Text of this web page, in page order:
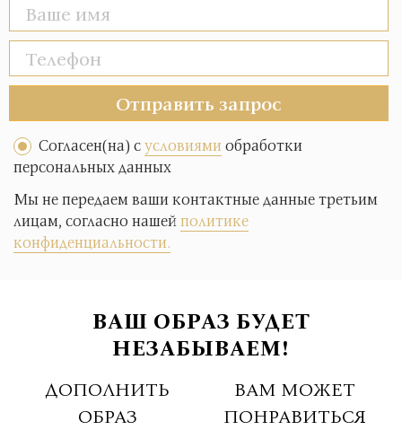
Отправить запрос
Согласен(на) сусловиямиобработки
персональных данных
Мы не передаем ваши контактные данные третьим
лицам, согласно нашейполитике
конфиденциальности.
ВАШ ОБРАЗ БУДЕТ
НЕЗАБЫВАЕМ!
ДОПОЛНИТЬ
ОБРАЗ
ВАМ МОЖЕТ
ПОНРАВИТЬСЯ